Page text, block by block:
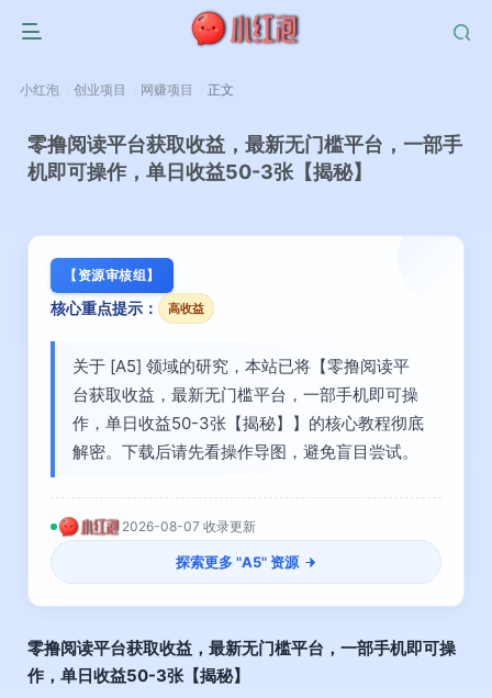
小红泡 创业项目 网赚项目 正文
零撸阅读平台获取收益，最新无门槛平台，一部手
机即可操作，单日收益50-3张【揭秘】
【资源审核组】
核心重点提示： 高收益
关于 [A5] 领域的研究，本站已将【零撸阅读平
台获取收益，最新无门槛平台，一部手机即可操
作，单日收益50-3张【揭秘】】的核心教程彻底
解密。下载后请先看操作导图，避免盲目尝试。
2026-08-07 收录更新
探索更多 "A5" 资源
零撸阅读平台获取收益，最新无门槛平台，一部手机即可操
作，单日收益50-3张【揭秘】